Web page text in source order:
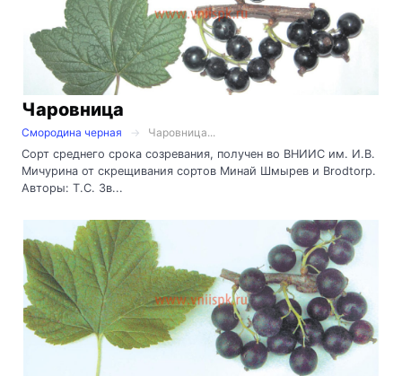
Чаровница
Смородина черная
Чаровница...
Сорт среднего срока созревания, получен во ВНИИС им. И.В.
Мичурина от скрещивания сортов Минай Шмырев и Brodtorp.
Авторы: Т.С. Зв...